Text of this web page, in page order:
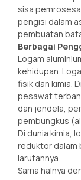
sisa
pengisi dalam
pembuatan
Berbagai
Logam
kehidupan.
fisik dan kimia.
pesawat
dan jendela,
pembungkus
Di dunia kimia,
reduktor dalam
larutannya.
Sama halnya